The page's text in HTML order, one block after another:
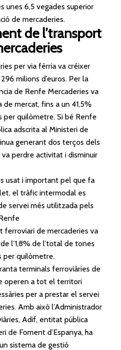
unes 6,5 vegades superior
de mercaderies.
de l’transport
per via fèrria va créixer
milions d’euros. Per la
de Renfe Mercaderies va
mercat, fins a un 41,5%
per quilòmetre. Si bé Renfe
adscrita al Ministeri de
generant dos terços dels
perdre activitat i disminuir
usat i important pel que fa
eltràfic intermodales
servei més utilitzada pels
de mercaderies va
l’1,8% de l’total de tones
quilòmetre.
terminals ferroviàries de
operen a tot elterritori
per a prestar elservei
Amb això l’Administrador
Adif, entitat pública
de Foment d’Espanya, ha
sistema de gestió